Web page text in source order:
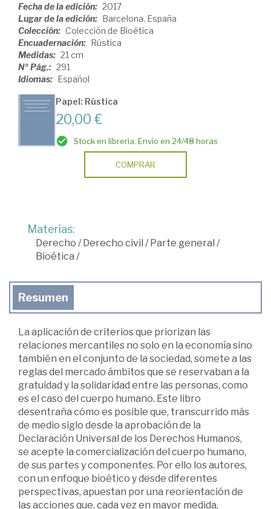
Fecha de la edición: 2017
Lugar de la edición: Barcelona. España
Colección: Colección de Bioética
Encuadernación: Rústica
Medidas: 21 cm
Nº Pág.: 291
Idiomas: Español
Papel: Rústica
20,00 €
Stock en librería. Envío en 24/48 horas
COMPRAR
Materias:
Derecho /Derecho civil /Parte general /
Bioética /
Resumen
La aplicación de criterios que priorizan las
relaciones mercantiles no solo en la economía sino
también en el conjunto de la sociedad, somete a las
reglas del mercado ámbitos que se reservaban a la
gratuidad y la solidaridad entre las personas, como
es el caso del cuerpo humano. Este libro
desentraña cómo es posible que, transcurrido más
de medio siglo desde la aprobación de la
Declaración Universal de los Derechos Humanos,
se acepte la comercialización del cuerpo humano,
de sus partes y componentes. Por ello los autores,
con un enfoque bioético y desde diferentes
perspectivas, apuestan por una reorientación de
las acciones que, cada vez en mayor medida,